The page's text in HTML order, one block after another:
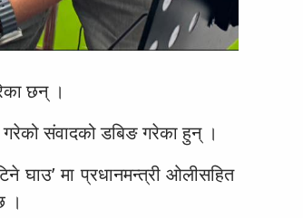
छन् ।
संवादको डबिङ गरेका हुन् ।
घाउ’ मा प्रधानमन्त्री ओलीसहित
।